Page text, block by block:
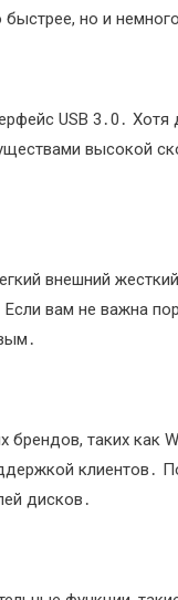
но и
USB 3․0․
высокой
внешний
вам не важна
таких как
клиентов․
дисков․